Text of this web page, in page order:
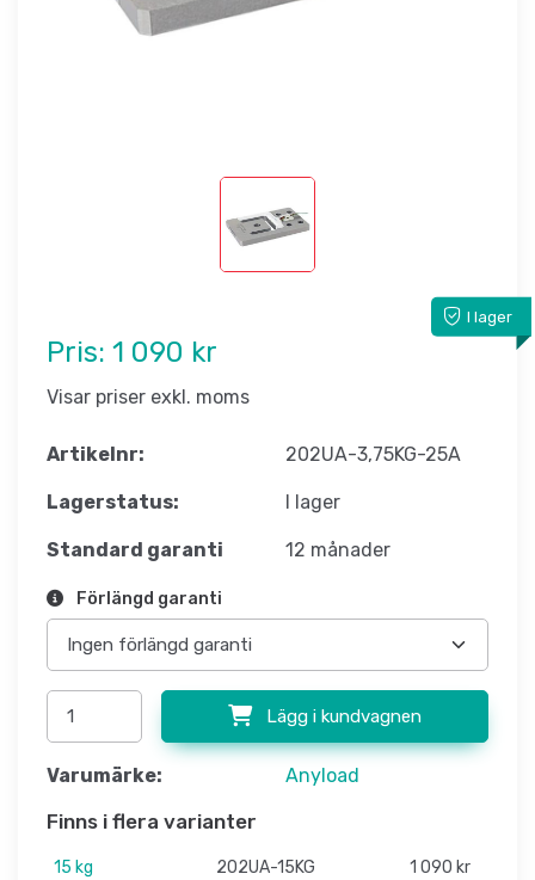
I lager
Pris: 1 090 kr
Visar priser exkl. moms
Artikelnr: 202UA-3,75KG-25A
Lagerstatus: I lager
Standard garanti 12 månader
Förlängd garanti
Lägg i kundvagnen
Varumärke: Anyload
Finns i flera varianter
15 kg 202UA-15KG
1 090 kr